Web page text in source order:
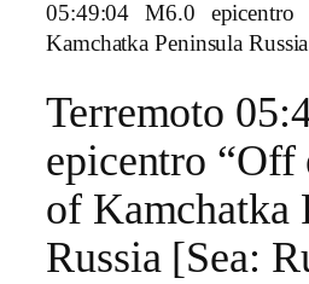
05:49:04 M6.0
Kamchatka Peninsula
Terremoto
epicentro “Off
of Kamchatka
Russia [Sea: